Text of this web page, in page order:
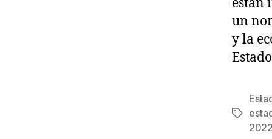
un
y la
Tags
2022